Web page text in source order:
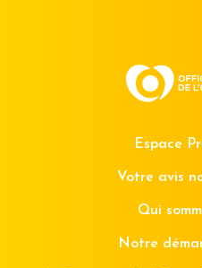
Espace
Votre avis
Qui
Notre